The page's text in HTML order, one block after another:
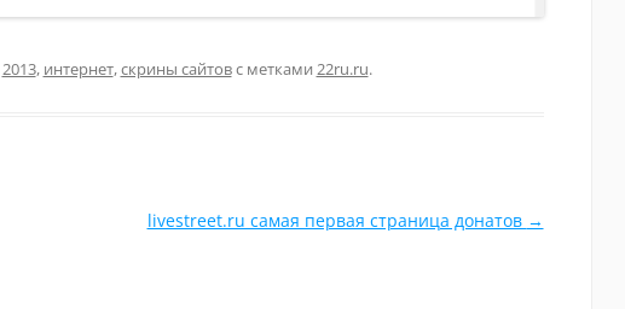
2013, интернет,скрины сайтовс метками 22ru.ru.
livestreet.ru самая первая страница донатов →